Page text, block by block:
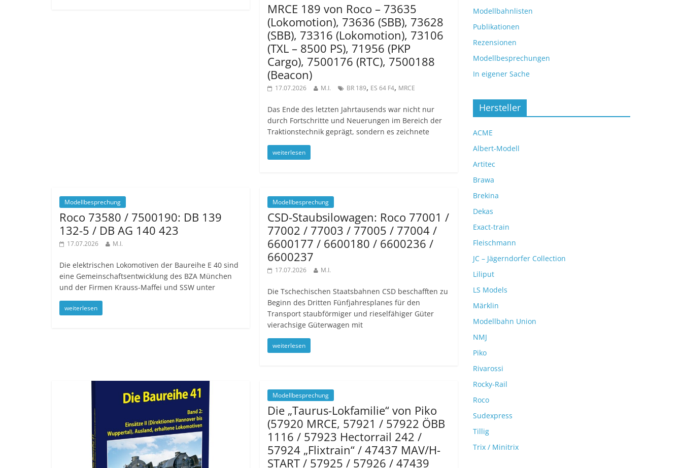
MRCE 189 von Roco – 73635
(Lokomotion), 73636 (SBB), 73628
(SBB), 73316 (Lokomotion), 73106
(TXL – 8500 PS), 71956 (PKP
Cargo), 7500176 (RTC), 7500188
(Beacon)
17.07.2026 M.I. BR 189, ES 64 F4, MRCE
Das Ende des letzten Jahrtausends war nicht nur
durch Fortschritte und Neuerungen im Bereich der
Traktionstechnik geprägt, sondern es zeichnete
weiterlesen
Modellbesprechung
Roco 73580 / 7500190: DB 139
132-5 / DB AG 140 423
17.07.2026 M.I.
Die elektrischen Lokomotiven der Baureihe E 40 sind
eine Gemeinschaftsentwicklung des BZA München
und der Firmen Krauss-Maffei und SSW unter
weiterlesen
Modellbesprechung
CSD-Staubsilowagen: Roco 77001 /
77002 / 77003 / 77005 / 77004 /
6600177 / 6600180 / 6600236 /
6600237
17.07.2026 M.I.
Die Tschechischen Staatsbahnen CSD beschafften zu
Beginn des Dritten Fünfjahresplanes für den
Transport staubförmiger und rieselfähiger Güter
vierachsige Güterwagen mit
weiterlesen
Modellbesprechung
Die „Taurus-Lokfamilie“ von Piko
(57920 MRCE, 57921 / 57922 ÖBB
1116 / 57923 Hectorrail 242 /
57924 „Flixtrain“ / 47437 MAV/H-
START / 57925 / 57926 / 47439
Modellbahnlisten
Publikationen
Rezensionen
Modellbesprechungen
In eigener Sache
Hersteller
ACME
Albert-Modell
Artitec
Brawa
Brekina
Dekas
Exact-train
Fleischmann
JC – Jägerndorfer Collection
Liliput
LS Models
Märklin
Modellbahn Union
NMJ
Piko
Rivarossi
Rocky-Rail
Roco
Sudexpress
Tillig
Trix / Minitrix